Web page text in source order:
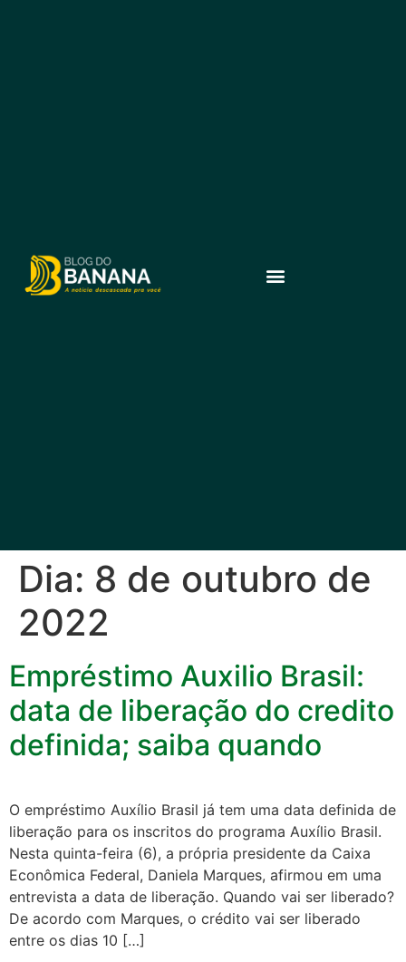
Dia: 8 de outubro de
2022
Empréstimo Auxilio Brasil:
data de liberação do credito
definida; saiba quando
O empréstimo Auxílio Brasil já tem uma data definida de
liberação para os inscritos do programa Auxílio Brasil.
Nesta quinta-feira (6), a própria presidente da Caixa
Econômica Federal, Daniela Marques, afirmou em uma
entrevista a data de liberação. Quando vai ser liberado?
De acordo com Marques, o crédito vai ser liberado
entre os dias 10 […]